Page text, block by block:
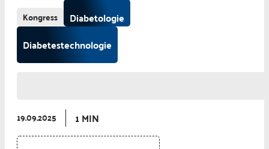
Kongress
Diabetologie
Diabetestechnologie
19.09.2025 1 MIN